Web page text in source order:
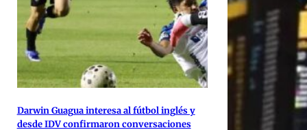
Darwin Guagua interesa al fútbol inglés y
desde IDV confirmaron conversaciones